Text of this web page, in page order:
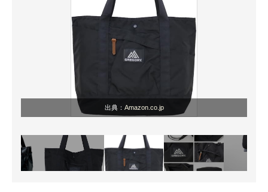
出典： Amazon.co.jp